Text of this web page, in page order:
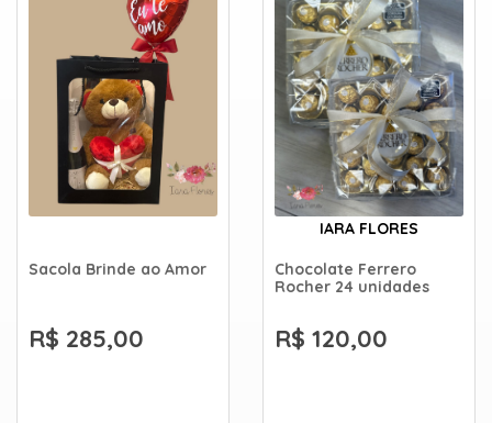
Sacola Brinde ao Amor
R$ 285,00
IARA FLORES
Chocolate Ferrero
Rocher 24 unidades
R$ 120,00